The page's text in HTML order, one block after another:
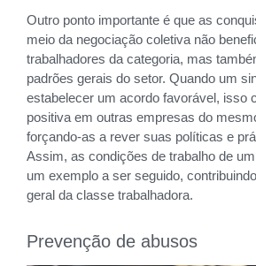
Outro ponto importante é que as
meio da negociação coletiva não
trabalhadores da categoria, mas
padrões gerais do setor. Quando um
estabelecer um acordo favorável, isso
positiva em outras empresas do
forçando-as a rever suas políticas e
Assim, as condições de trabalho de
um exemplo a ser seguido,
geral da classe trabalhadora.
Prevenção de abusos